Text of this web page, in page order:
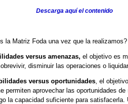
Descarga aquí el contenido
la Matriz Foda una vez que la
versus amenazas, el objetivo es
disminuir las operaciones o
versus oportunidades, el
permiten aprovechar las oportunidades
la capacidad suficiente para